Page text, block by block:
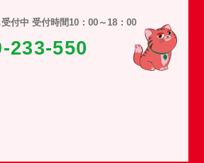
付中 受付時間10：00～18：00
233-550